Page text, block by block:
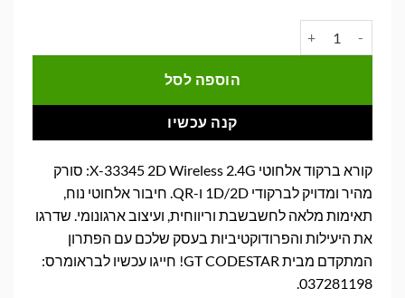
הוספה לסל
קנה עכשיו
קורא ברקוד אלחוטי X-33345 2D Wireless 2.4G: סורק
מהיר ומדויק לברקודי 1D/2D ו-QR. חיבור אלחוטי נוח,
תאימות מלאה לחשבשבת וריווחית, ועיצוב ארגונומי. שדרגו
את היעילות והפרודוקטיביות בעסק שלכם עם הפתרון
המתקדם מבית GT CODESTAR! חייגו עכשיו לבראומרס:
037281198.